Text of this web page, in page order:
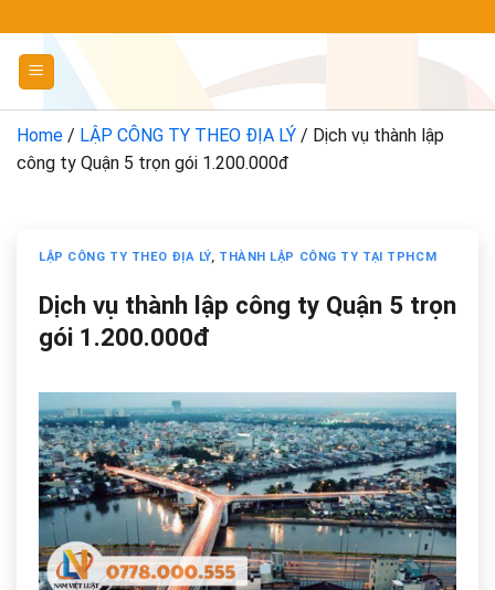
đến
dung
Home / LẬP CÔNG TY THEO ĐỊA LÝ / Dịch vụ thành lập
công ty Quận 5 trọn gói 1.200.000đ
LẬP CÔNG TY THEO ĐỊA LÝ, THÀNH LẬP CÔNG TY TẠI TPHCM
Dịch vụ thành lập công ty Quận 5 trọn
gói 1.200.000đ